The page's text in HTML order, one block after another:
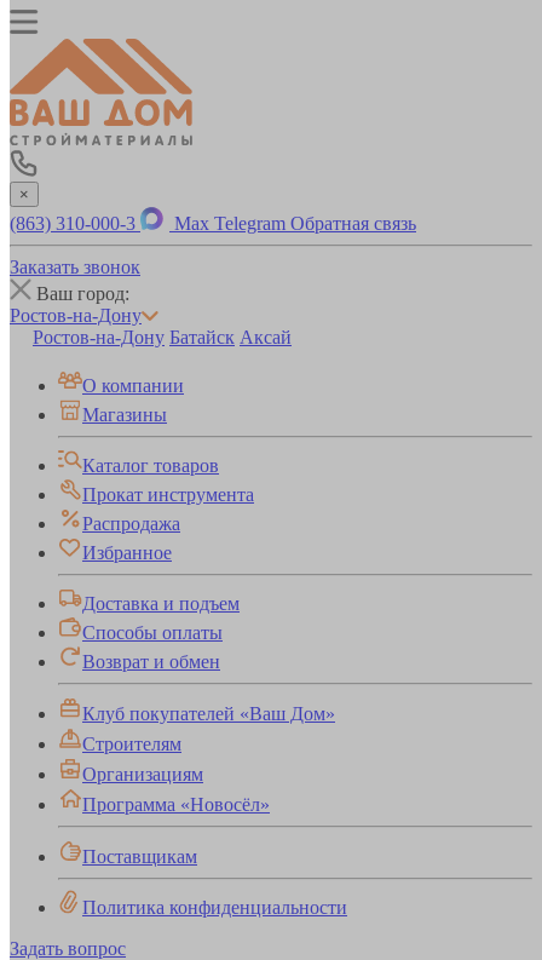
×
(863) 310-000-3 Max Telegram Обратная связь
Заказать звонок
Ваш город:
Ростов-на-Дону
Ростов-на-Дону Батайск Аксай
О компании
Магазины
Каталог товаров
Прокат инструмента
Распродажа
Избранное
Доставка и подъем
Способы оплаты
Возврат и обмен
Клуб покупателей «Ваш Дом»
Строителям
Организациям
Программа «Новосёл»
Поставщикам
Политика конфиденциальности
Задать вопрос